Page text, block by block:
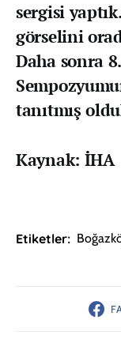
sergisi
görselini
Daha sonra
tanıtmış
Kaynak: İHA
Etiketler: